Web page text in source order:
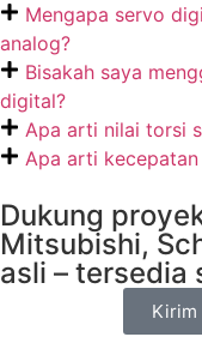
Mengapa servo
analog?
Bisakah saya
digital?
Apa arti nilai torsi
Apa arti
Dukung
Mitsubishi,
asli – tersedia
Kirim